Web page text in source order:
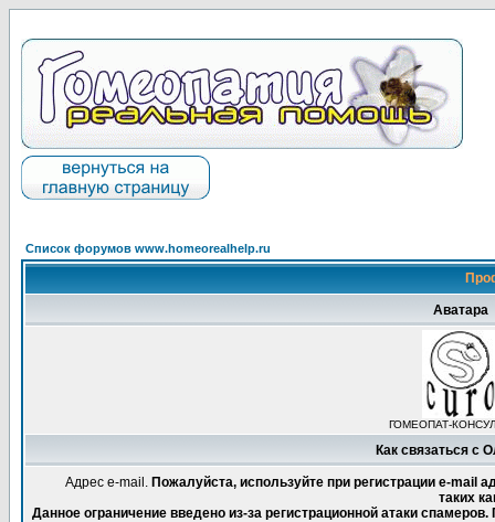
Список форумов www.homeorealhelp.ru
Аватара
ГОМЕОПАТ-
Как связаться с
Адрес e-mail. Пожалуйста, используйте при регистрации e-mail
таких
Данное ограничение введено из-за регистрационной атаки